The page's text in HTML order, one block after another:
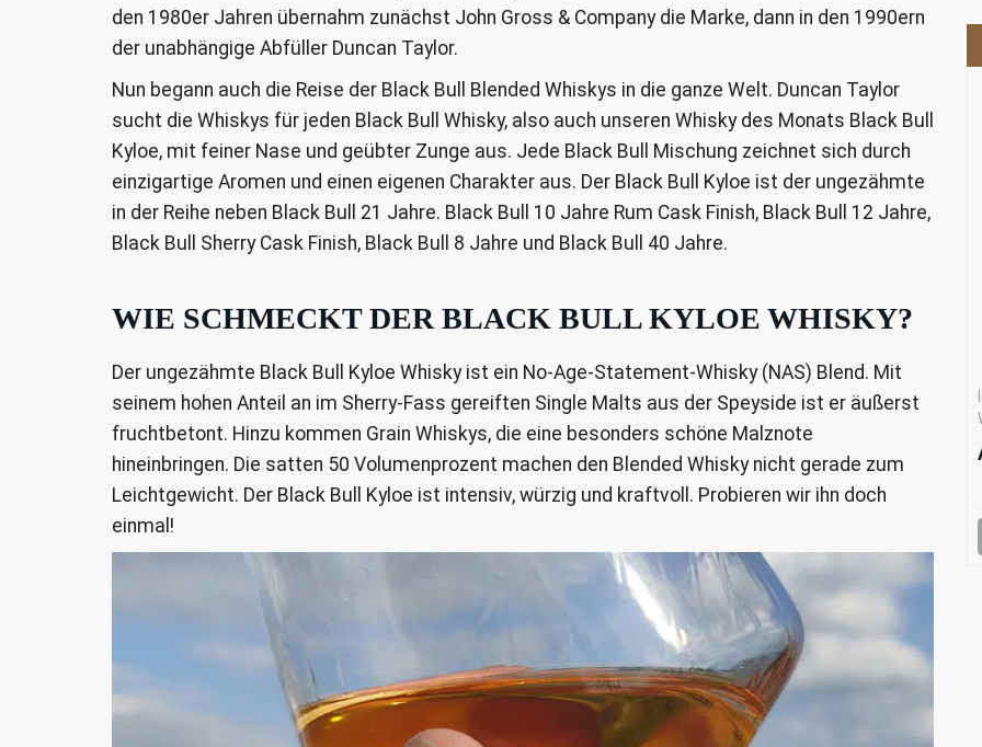
den 1980er Jahren übernahm zunächst John Gross & Company die Marke, dann in den 1990ern
der unabhängige Abfüller Duncan Taylor.
Nun begann auch die Reise der Black Bull Blended Whiskys in die ganze Welt. Duncan Taylor
sucht die Whiskys für jeden Black Bull Whisky, also auch unseren Whisky des Monats Black Bull
Kyloe, mit feiner Nase und geübter Zunge aus. Jede Black Bull Mischung zeichnet sich durch
einzigartige Aromen und einen eigenen Charakter aus. Der Black Bull Kyloe ist der ungezähmte
in der Reihe neben Black Bull 21 Jahre. Black Bull 10 Jahre Rum Cask Finish, Black Bull 12 Jahre,
Black Bull Sherry Cask Finish, Black Bull 8 Jahre und Black Bull 40 Jahre.
WIE SCHMECKT DER BLACK BULL KYLOE WHISKY?
Der ungezähmte Black Bull Kyloe Whisky ist ein No-Age-Statement-Whisky (NAS) Blend. Mit
seinem hohen Anteil an im Sherry-Fass gereiften Single Malts aus der Speyside ist er äußerst
fruchtbetont. Hinzu kommen Grain Whiskys, die eine besonders schöne Malznote
hineinbringen. Die satten 50 Volumenprozent machen den Blended Whisky nicht gerade zum
Leichtgewicht. Der Black Bull Kyloe ist intensiv, würzig und kraftvoll. Probieren wir ihn doch
einmal!